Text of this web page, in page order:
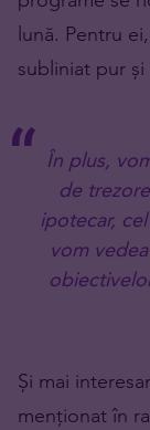
lună. Pentru
subliniat pur și
În plus,
de
ipotecar,
vom
Și mai
menționat în